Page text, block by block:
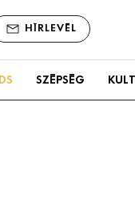
HÍRLEVÉL
SZÉPSÉG